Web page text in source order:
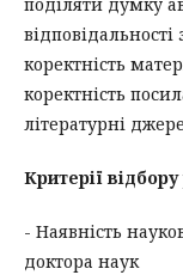
коректність
коректність
літературні
Критерії
- Наявність
доктора наук